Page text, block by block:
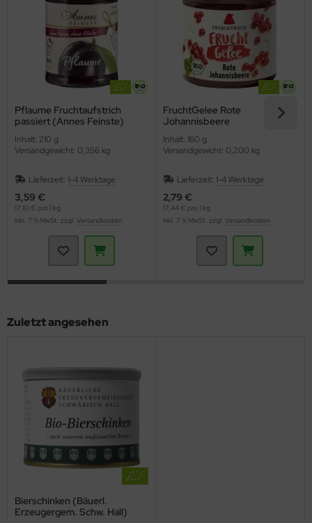
Pflaume Fruchtaufstrich
passiert (Annes Feinste)
Inhalt: 210 g
Versandgewicht: 0,356 kg
Lieferzeit: 1-4 Werktage
3,59 €
17,10 € pro 1 kg
inkl. 7 % MwSt. zzgl. Versandkosten
FruchtGelee Rote
Johannisbeere
Inhalt: 160 g
Versandgewicht: 0,200 kg
Lieferzeit: 1-4 Werktage
2,79 €
17,44 € pro 1 kg
inkl. 7 % MwSt. zzgl. Versandkosten
Zuletzt angesehen
Bierschinken (Bäuerl.
Erzeugergem. Schw. Hall)